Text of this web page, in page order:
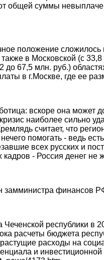
общей суммы
положение сложилось
в Московской (с
до 67,5 млн. руб.)
в г.Москве, где ее
вскоре она может
наиболее сильно
считает, что
помогать - ведь
всех русских и
- Россия денег не
замминистра финансов
республики в
расчеты бюджета
расходы на
и